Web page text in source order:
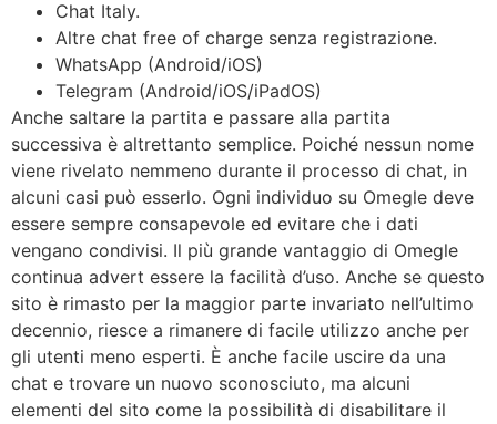
Chat Italy.
Altre chat free of charge senza registrazione.
WhatsApp (Android/iOS)
Telegram (Android/iOS/iPadOS)
Anche saltare la partita e passare alla partita
successiva è altrettanto semplice. Poiché nessun nome
viene rivelato nemmeno durante il processo di chat, in
alcuni casi può esserlo. Ogni individuo su Omegle deve
essere sempre consapevole ed evitare che i dati
vengano condivisi. Il più grande vantaggio di Omegle
continua advert essere la facilità d’uso. Anche se questo
sito è rimasto per la maggior parte invariato nell’ultimo
decennio, riesce a rimanere di facile utilizzo anche per
gli utenti meno esperti. È anche facile uscire da una
chat e trovare un nuovo sconosciuto, ma alcuni
elementi del sito come la possibilità di disabilitare il